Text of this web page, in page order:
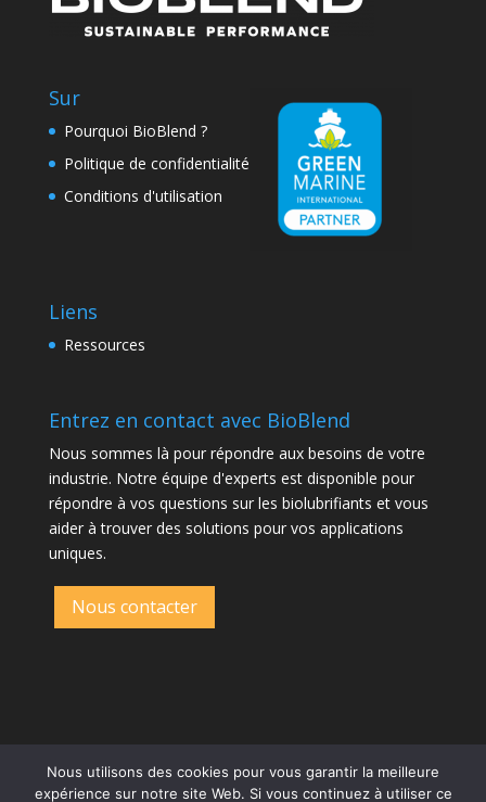
Sur
Pourquoi BioBlend ?
Politique de confidentialité
Conditions d'utilisation
Liens
Ressources
Entrez en contact avec BioBlend
Nous sommes là pour répondre aux besoins de votre
industrie. Notre équipe d'experts est disponible pour
répondre à vos questions sur les biolubrifiants et vous
aider à trouver des solutions pour vos applications
uniques.
Nous contacter
Nous utilisons des cookies pour vous garantir la meilleure
expérience sur notre site Web. Si vous continuez à utiliser ce